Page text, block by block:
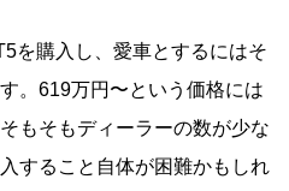
を購入し、愛車とするにはそ
。619万円〜という価格には
もそもディーラーの数が少な
すること自体が困難かもしれ